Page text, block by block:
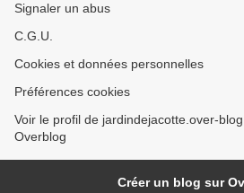
Signaler un abus
C.G.U.
Cookies et données personnelles
Préférences cookies
Voir le profil de jardindejacotte.over-
Overblog
Créer un blog sur